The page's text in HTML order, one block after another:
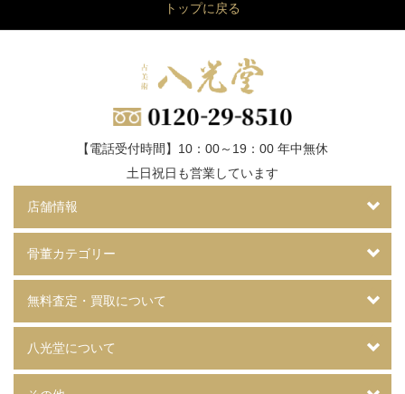
トップに戻る
【電話受付時間】10：00～19：00 年中無休
土日祝日も営業しています
店舗情報
骨董カテゴリー
無料査定・買取について
八光堂について